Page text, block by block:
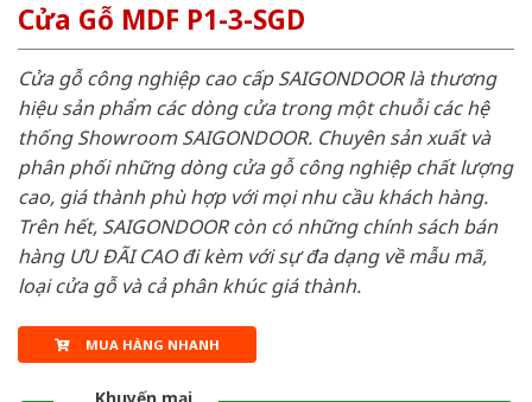
Cửa Gỗ MDF P1-3-SGD
Cửa gỗ công nghiệp cao cấp SAIGONDOOR là thương
hiệu sản phẩm các dòng cửa trong một chuỗi các hệ
thống Showroom SAIGONDOOR. Chuyên sản xuất và
phân phối những dòng cửa gỗ công nghiệp chất lượng
cao, giá thành phù hợp với mọi nhu cầu khách hàng.
Trên hết, SAIGONDOOR còn có những chính sách bán
hàng ƯU ĐÃI CAO đi kèm với sự đa dạng về mẫu mã,
loại cửa gỗ và cả phân khúc giá thành.
MUA HÀNG NHANH